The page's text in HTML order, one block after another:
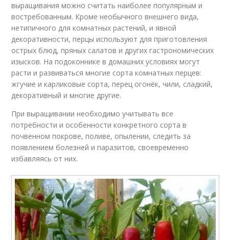
выращивания можно считать наиболее популярным и
востребованным. Кроме необычного внешнего вида,
нетипичного для комнатных растений, и явной
декоративности, перцы используют для приготовления
острых блюд, пряных салатов и других гастрономических
изысков. На подоконнике в домашних условиях могут
расти и развиваться многие сорта комнатных перцев:
жгучие и карликовые сорта, перец огонёк, чили, сладкий,
декоративный и многие другие.
При выращивании необходимо учитывать все
потребности и особенности конкретного сорта в
почвенном покрове, поливе, опылении, следить за
появлением болезней и паразитов, своевременно
избавляясь от них.